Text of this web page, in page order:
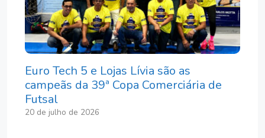
Euro Tech 5 e Lojas Lívia são as
campeãs da 39ª Copa Comerciária de
Futsal
20 de julho de 2026